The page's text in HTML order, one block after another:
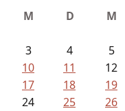
M D M
3
4 5
10
11 12
17
18 19
24
25 26